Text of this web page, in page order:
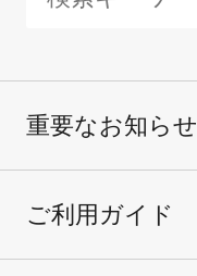
重要なお知らせ
ご利用ガイド